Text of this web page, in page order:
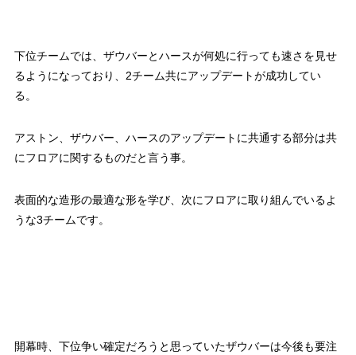
下位チームでは、ザウバーとハースが何処に行っても速さを見せ
るようになっており、2チーム共にアップデートが成功してい
る。
アストン、ザウバー、ハースのアップデートに共通する部分は共
にフロアに関するものだと言う事。
表面的な造形の最適な形を学び、次にフロアに取り組んでいるよ
うな3チームです。
開幕時、下位争い確定だろうと思っていたザウバーは今後も要注